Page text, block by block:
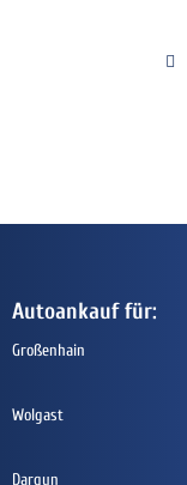
Autoankauf für:
Großenhain
Wolgast
Dargun